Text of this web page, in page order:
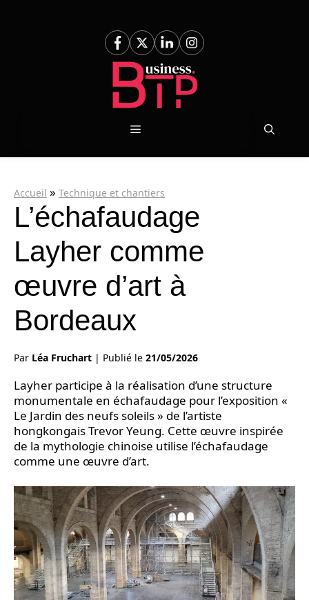
Menu
Accueil » Technique et chantiers
L’échafaudage
Layher comme
œuvre d’art à
Bordeaux
Par Léa Fruchart | Publié le 21/05/2026
Layher participe à la réalisation d’une structure
monumentale en échafaudage pour l’exposition «
Le Jardin des neufs soleils » de l’artiste
hongkongais Trevor Yeung. Cette œuvre inspirée
de la mythologie chinoise utilise l’échafaudage
comme une œuvre d’art.